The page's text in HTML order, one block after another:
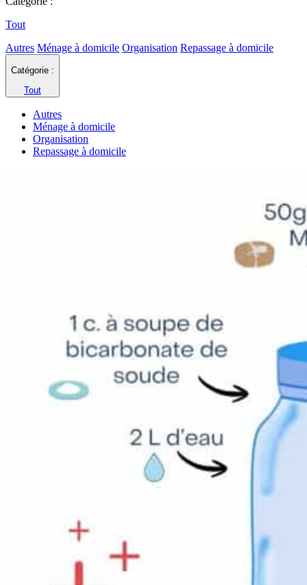
Tout
Autres Ménage à domicile Organisation Repassage à domicile
Catégorie :
Tout
Autres
Ménage à domicile
Organisation
Repassage à domicile